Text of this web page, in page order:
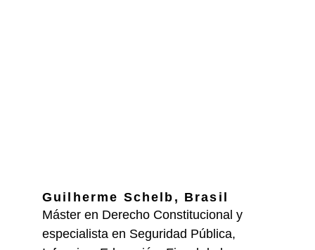
Máster en Derecho Constitucional y
especialista en Seguridad Pública,
Guilherme Schelb, Brasil